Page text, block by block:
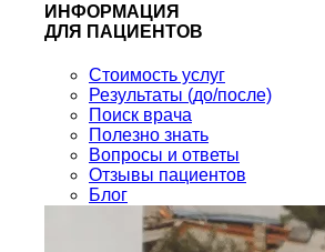
ИНФОРМАЦИЯ
ДЛЯ ПАЦИЕНТОВ
Стоимость услуг
Результаты (до/после)
Поиск врача
Полезно знать
Вопросы и ответы
Отзывы пациентов
Блог